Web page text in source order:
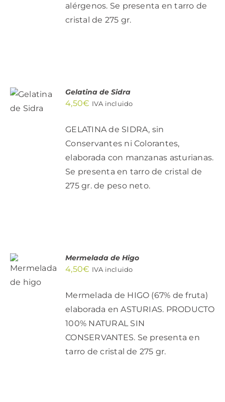
alérgenos. Se presenta en tarro de
cristal de 275 gr.
AL
CARRITO
Gelatina de Sidra
4,50€ IVA incluido
GELATINA de SIDRA, sin
Conservantes ni Colorantes,
elaborada con manzanas asturianas.
Se presenta en tarro de cristal de
275 gr. de peso neto.
/
Mermelada de Higo
4,50€ IVA incluido
Mermelada de HIGO (67% de fruta)
elaborada en ASTURIAS. PRODUCTO
100% NATURAL SIN
CONSERVANTES. Se presenta en
tarro de cristal de 275 gr.